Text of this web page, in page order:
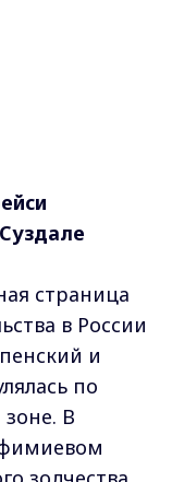
страница
в России
и
по
В